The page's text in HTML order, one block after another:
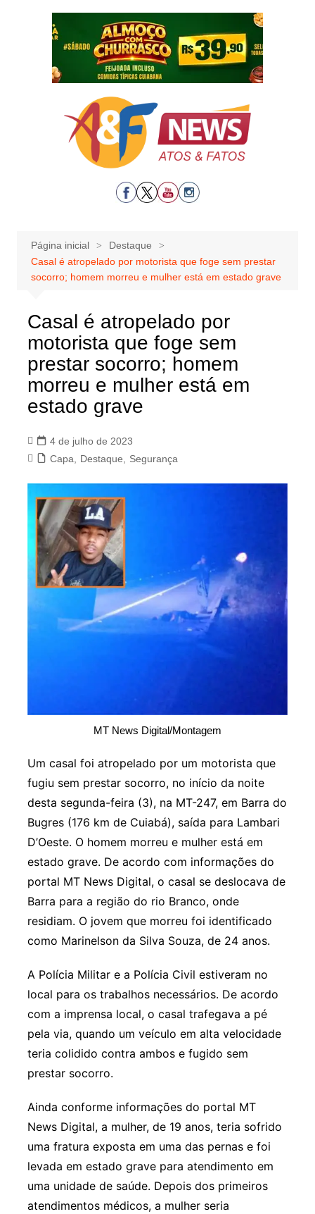
Página inicial
Destaque
Casal é atropelado por motorista que foge sem prestar
socorro; homem morreu e mulher está em estado grave
Casal é atropelado por
motorista que foge sem
prestar socorro; homem
morreu e mulher está em
estado grave
4 de julho de 2023
Capa
Destaque Segurança
MT News Digital/Montagem
Um casal foi atropelado por um motorista que
fugiu sem prestar socorro, no início da noite
desta segunda-feira (3), na MT-247, em Barra do
Bugres (176 km de Cuiabá), saída para Lambari
D’Oeste. O homem morreu e mulher está em
estado grave. De acordo com informações do
portal MT News Digital, o casal se deslocava de
Barra para a região do rio Branco, onde
residiam. O jovem que morreu foi identificado
como Marinelson da Silva Souza, de 24 anos.
A Polícia Militar e a Polícia Civil estiveram no
local para os trabalhos necessários. De acordo
com a imprensa local, o casal trafegava a pé
pela via, quando um veículo em alta velocidade
teria colidido contra ambos e fugido sem
prestar socorro.
Ainda conforme informações do portal MT
News Digital, a mulher, de 19 anos, teria sofrido
uma fratura exposta em uma das pernas e foi
levada em estado grave para atendimento em
uma unidade de saúde. Depois dos primeiros
atendimentos médicos, a mulher seria